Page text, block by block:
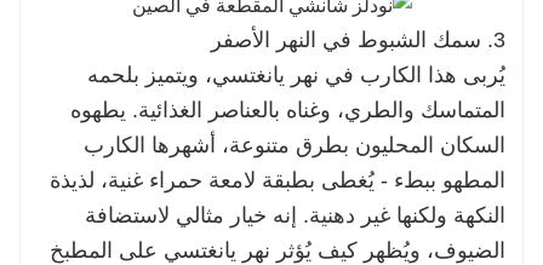
3. سمك الشبوط في النهر الأصفر
يُربى هذا الكارب في نهر يانغتسي، ويتميز بلحمه
المتماسك والطري، وغناه بالعناصر الغذائية. يطهوه
السكان المحليون بطرق متنوعة، أشهرها الكارب
المطهو ​​ببطء - يُغطى بطبقة لامعة حمراء غنية، لذيذة
النكهة ولكنها غير دهنية. إنه خيار مثالي لاستضافة
الضيوف، ويُظهر كيف يُؤثر نهر يانغتسي على المطبخ